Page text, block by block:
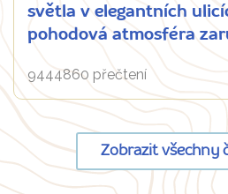
světla v elegantních
pohodová atmosféra
9444860 přečtení
Zobrazit všechny